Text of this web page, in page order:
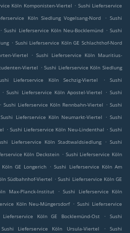
Köln Komponisten-Viertel . Sushi Lieferservice
Köln Siedlung Vogelsang-Nord . Sushi
. Sushi Lieferservice Köln Neu-Bocklemünd . Sushi
. Sushi Lieferservice Köln GE Schlachthof-Nord
Viertel . Sushi Lieferservice Köln Mauritius-
Viertel . Sushi Lieferservice Köln Siedlung
Lieferservice Köln Sechzig-Viertel .
Sushi
. Sushi Lieferservice Köln Apostel-Viertel . Sushi
. Sushi Lieferservice Köln Rennbahn-Viertel . Sushi
Sushi Lieferservice Köln Neumarkt-Viertel . Sushi
. Sushi Lieferservice Köln Neu-Lindenthal . Sushi
Lieferservice Köln Stadtwaldsiedlung . Sushi
Köln Deckstein . Sushi Lieferservice Köln
GE Longerich . Sushi Lieferservice Köln Am
Südbahnhof-Viertel . Sushi Lieferservice Köln GE
Max-Planck-Institut . Sushi Lieferservice Köln
Köln Neu-Müngersdorf . Sushi Lieferservice
Lieferservice Köln GE Bocklemünd-Ost .
Sushi
Sushi Lieferservice Köln Ursula-Viertel .
Sushi